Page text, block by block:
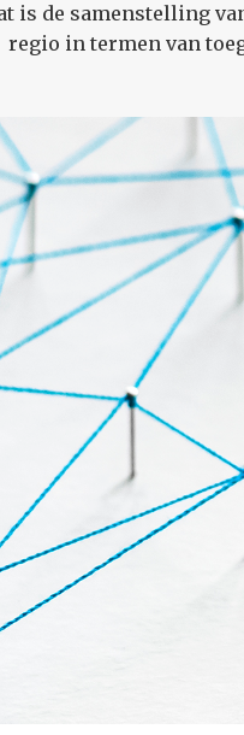
is de samenstelling
regio in termen van